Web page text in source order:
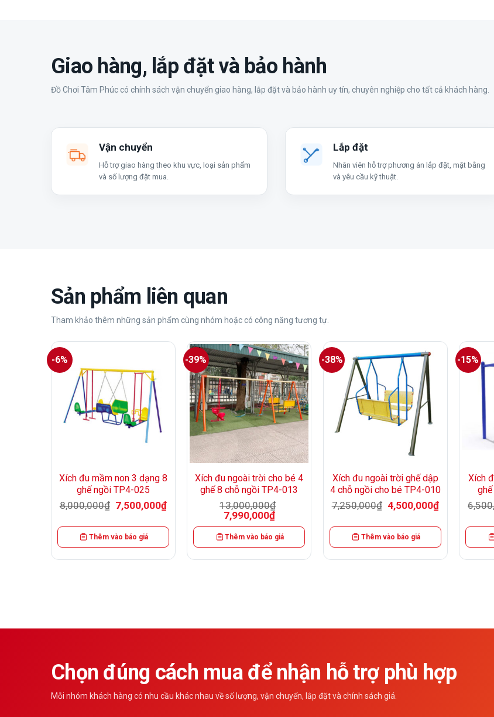
Giao hàng, lắp đặt và bảo hành
Đồ Chơi Tâm Phúc có chính sách vận chuyển giao hàng, lắp đặt và bảo hành uy tín, chuyên nghiệp cho tất cả khách hàng.
Vận chuyển
Hỗ trợ giao hàng theo khu vực, loại sản phẩm
và số lượng đặt mua.
Lắp đặt
Nhân viên hỗ trợ phương án lắp đặt, mặt bằng
và yêu cầu kỹ thuật.
Sản phẩm liên quan
Tham khảo thêm những sản phẩm cùng nhóm hoặc có công năng tương tự.
-6%
Xích đu mầm non 3 dạng 8
ghế ngồi TP4-025
8,000,000₫
Giá
gốc
8,000,000₫.
7,500,000₫Giá
hiện
là:
Thêm vào báo giá
-39%
Xích đu ngoài trời cho bé 4
ghế 8 chỗ ngồi TP4-013
13,000,000₫
Giá
gốc
là:
13,000,000₫.
7,990,000₫Giá
hiện
tại
là:
7,990,000₫.
Thêm vào báo giá
-38%
Xích đu ngoài trời ghế dập
4 chỗ ngồi cho bé TP4-010
7,250,000₫
Giá
gốc
7,250,000₫.
4,500,000₫Giá
hiện
là:
Thêm vào báo giá
-15%
Xích
Chọn đúng cách mua để nhận hỗ trợ phù hợp
Mỗi nhóm khách hàng có nhu cầu khác nhau về số lượng, vận chuyển, lắp đặt và chính sách giá.